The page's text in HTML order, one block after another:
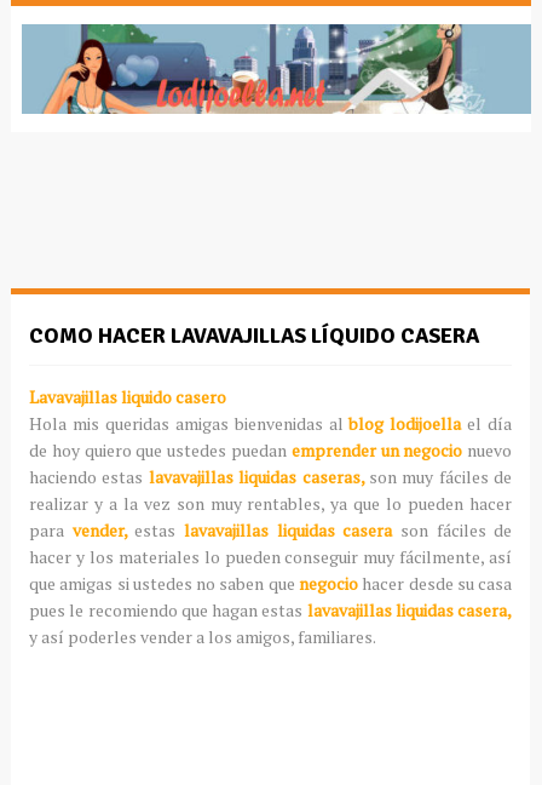
COMO HACER LAVAVAJILLAS LÍQUIDO CASERA
Lavavajillas liquido casero
Hola mis queridas amigas bienvenidas alblog lodijoella el día
de hoy quiero que ustedes puedan emprender un negocio nuevo
haciendo estas lavavajillas liquidas caseras, son muy fáciles de
realizar y a la vez son muy rentables, ya que lo pueden hacer
para vender,estas lavavajillas liquidas caserason fáciles de
hacer y los materiales lo pueden conseguir muy fácilmente, así
que amigas si ustedes no saben que negocio hacer desde su casa
pues le recomiendo que hagan estas lavavajillas liquidas casera,
y así poderles vender a los amigos, familiares.